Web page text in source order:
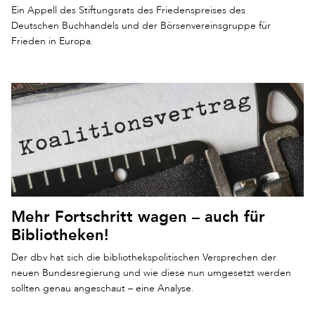
Ein Appell des Stiftungsrats des Friedenspreises des
Deutschen Buchhandels und der Börsenvereinsgruppe für
Frieden in Europa.
Mehr Fortschritt wagen – auch für
Bibliotheken!
Der dbv hat sich die bibliothekspolitischen Versprechen der
neuen Bundesregierung und wie diese nun umgesetzt werden
sollten genau angeschaut – eine Analyse.